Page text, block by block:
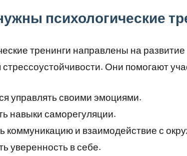
психологические
тренинги направлены на
Они помогают
управлять своими эмоциями.
навыки саморегуляции.
коммуникацию и взаимодействие с
уверенность в себе.